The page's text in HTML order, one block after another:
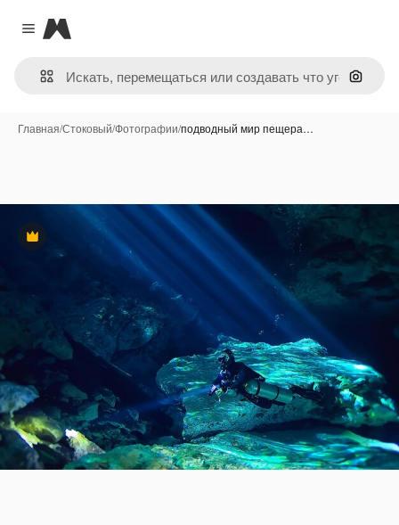
Close menu
Magnific
Поиск
Главная/Стоковый/Фотографии/подводный мир пещера…
Премиум